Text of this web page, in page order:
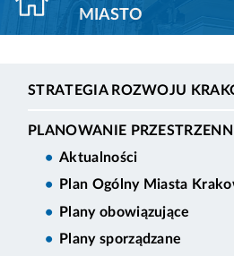
MIASTO
STRATEGIA ROZWOJU
PLANOWANIE
Aktualności
Plan Ogólny Miasta
Plany obowiązujące
Plany sporządzane